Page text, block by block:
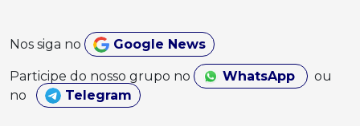
Nos siga no Google News
Participe do nosso grupo no WhatsApp
ou
no
Telegram